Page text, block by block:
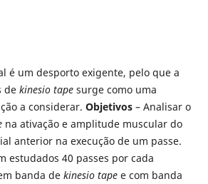
é um desporto exigente, pelo que a
de kinesio tape surge como uma
a considerar. Objetivos– Analisar o
na ativação e amplitude muscular do
anterior na execução de um passe.
estudados 40 passes por cada
banda de kinesio tape e com banda